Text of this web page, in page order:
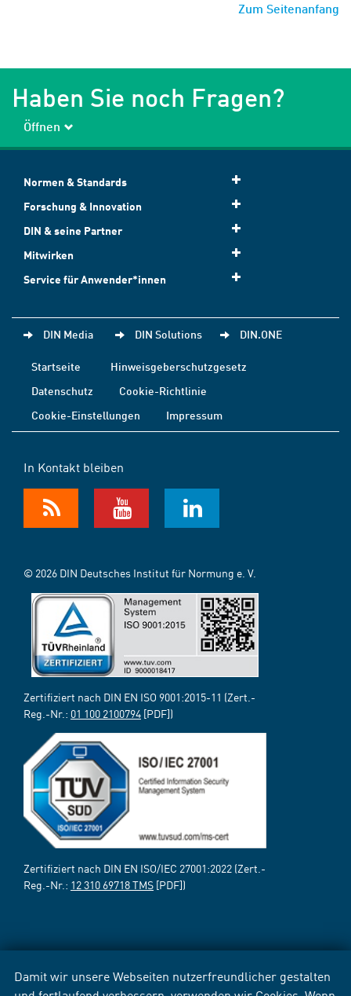
Damit wir unsere Webseiten nutzerfreundlicher gestalten
Zum Seitenanfang
Haben Sie noch Fragen?
Öffnen
Normen & Standards
Forschung & Innovation
DIN & seine Partner
Mitwirken
Service für Anwender*innen
DIN Media DIN Solutions DIN.ONE
Startseite
Hinweisgeberschutzgesetz
Datenschutz
Cookie-Richtlinie
Cookie-Einstellungen
Impressum
In Kontakt bleiben
© 2026 DIN Deutsches Institut für Normung e. V.
Zertifiziert nach DIN EN ISO 9001:2015-11 (Zert.-
Reg.-Nr.: 01 100 2100794 [PDF])
Zertifiziert nach DIN EN ISO/IEC 27001:2022 (Zert.-
Reg.-Nr.: 12 310 69718 TMS [PDF])